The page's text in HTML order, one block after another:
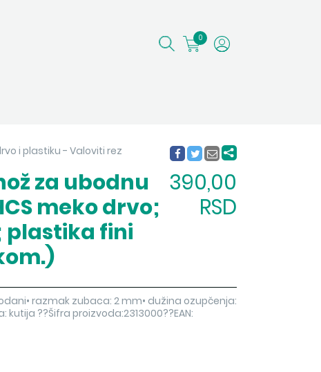
0
i plastiku - Valoviti rez
za ubodnu
meko drvo;
plastika fini
390,00
RSD
razmak zubaca: 2 mm• dužina ozupčenja:
??Šifra proizvoda:2313000??EAN: